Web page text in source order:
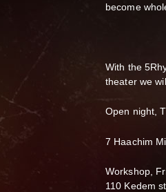
become
With the
theater we
Open night,
7 Haachim
Workshop,
110 Kedem